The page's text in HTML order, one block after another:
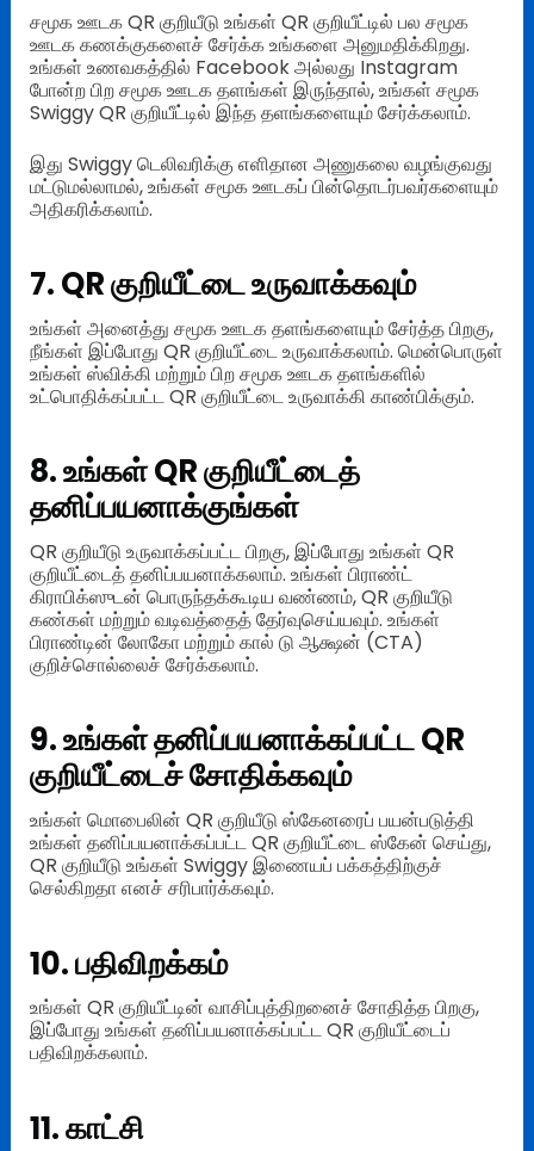
சமூக ஊடக QR குறியீடு உங்கள் QR குறியீட்டில் பல சமூக
ஊடக கணக்குகளைச் சேர்க்க உங்களை அனுமதிக்கிறது.
உங்கள் உணவகத்தில் Facebook அல்லது Instagram
போன்ற பிற சமூக ஊடக தளங்கள் இருந்தால், உங்கள் சமூக
Swiggy QR குறியீட்டில் இந்த தளங்களையும் சேர்க்கலாம்.
இது Swiggy டெலிவரிக்கு எளிதான அணுகலை வழங்குவது
மட்டுமல்லாமல், உங்கள் சமூக ஊடகப் பின்தொடர்பவர்களையும்
அதிகரிக்கலாம்.
7. QR குறியீட்டை உருவாக்கவும்
உங்கள் அனைத்து சமூக ஊடக தளங்களையும் சேர்த்த பிறகு,
நீங்கள் இப்போது QR குறியீட்டை உருவாக்கலாம். மென்பொருள்
உங்கள் ஸ்விக்கி மற்றும் பிற சமூக ஊடக தளங்களில்
உட்பொதிக்கப்பட்ட QR குறியீட்டை உருவாக்கி காண்பிக்கும்.
8. உங்கள் QR குறியீட்டைத்
தனிப்பயனாக்குங்கள்
QR குறியீடு உருவாக்கப்பட்ட பிறகு, இப்போது உங்கள் QR
குறியீட்டைத் தனிப்பயனாக்கலாம். உங்கள் பிராண்ட்
கிராபிக்ஸுடன் பொருந்தக்கூடிய வண்ணம், QR குறியீடு
கண்கள் மற்றும் வடிவத்தைத் தேர்வுசெய்யவும். உங்கள்
பிராண்டின் லோகோ மற்றும் கால் டு ஆக்ஷன் (CTA)
குறிச்சொல்லைச் சேர்க்கலாம்.
9. உங்கள் தனிப்பயனாக்கப்பட்ட QR
குறியீட்டைச் சோதிக்கவும்
உங்கள் மொபைலின் QR குறியீடு ஸ்கேனரைப் பயன்படுத்தி
உங்கள் தனிப்பயனாக்கப்பட்ட QR குறியீட்டை ஸ்கேன் செய்து,
QR குறியீடு உங்கள் Swiggy இணையப் பக்கத்திற்குச்
செல்கிறதா எனச் சரிபார்க்கவும்.
10. பதிவிறக்கம்
உங்கள் QR குறியீட்டின் வாசிப்புத்திறனைச் சோதித்த பிறகு,
இப்போது உங்கள் தனிப்பயனாக்கப்பட்ட QR குறியீட்டைப்
பதிவிறக்கலாம்.
11. காட்சி